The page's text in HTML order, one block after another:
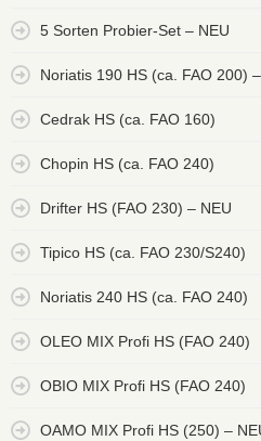
5 Sorten Probier-Set – NEU
Noriatis 190 HS (ca. FAO 200)
Cedrak HS (ca. FAO 160)
Chopin HS (ca. FAO 240)
Drifter HS (FAO 230) – NEU
Tipico HS (ca. FAO 230/S240)
Noriatis 240 HS (ca. FAO 240)
OLEO MIX Profi HS (FAO 240)
OBIO MIX Profi HS (FAO 240)
OAMO MIX Profi HS (250) –